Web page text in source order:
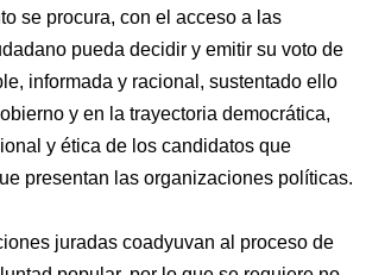
se procura, con el acceso a las
pueda decidir y emitir su voto de
informada y racional, sustentado ello
y en la trayectoria democrática,
y ética de los candidatos que
presentan las organizaciones políticas.
juradas coadyuvan al proceso de